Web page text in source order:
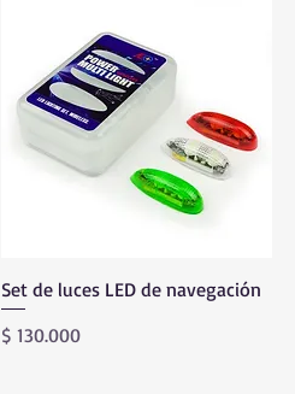
Vista rápida
Set de luces LED de navegación
Precio
$ 130.000